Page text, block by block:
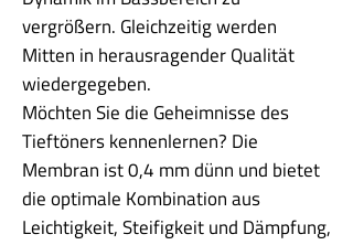
vergrößern. Gleichzeitig werden
Mitten in herausragender Qualität
wiedergegeben.
Möchten Sie die Geheimnisse des
Tieftöners kennenlernen? Die
Membran ist 0,4 mm dünn und bietet
die optimale Kombination aus
Leichtigkeit, Steifigkeit und Dämpfung,